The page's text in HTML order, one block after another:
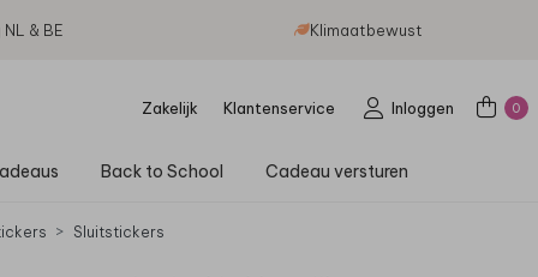
& BE Klimaatbewust
Zakelijk Klantenservice Inloggen 0
Back to School Cadeau versturen
Sluitstickers